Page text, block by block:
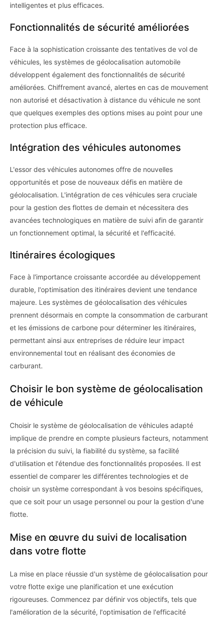
intelligentes et plus efficaces.
Fonctionnalités de sécurité améliorées
Face à la sophistication croissante des tentatives de vol de
véhicules, les systèmes de géolocalisation automobile
développent également des fonctionnalités de sécurité
améliorées. Chiffrement avancé, alertes en cas de mouvement
non autorisé et désactivation à distance du véhicule ne sont
que quelques exemples des options mises au point pour une
protection plus efficace.
Intégration des véhicules autonomes
L'essor des véhicules autonomes offre de nouvelles
opportunités et pose de nouveaux défis en matière de
géolocalisation. L'intégration de ces véhicules sera cruciale
pour la gestion des flottes de demain et nécessitera des
avancées technologiques en matière de suivi afin de garantir
un fonctionnement optimal, la sécurité et l'efficacité.
Itinéraires écologiques
Face à l'importance croissante accordée au développement
durable, l'optimisation des itinéraires devient une tendance
majeure. Les systèmes de géolocalisation des véhicules
prennent désormais en compte la consommation de carburant
et les émissions de carbone pour déterminer les itinéraires,
permettant ainsi aux entreprises de réduire leur impact
environnemental tout en réalisant des économies de
carburant.
Choisir le bon système de géolocalisation
de véhicule
Choisir le système de géolocalisation de véhicules adapté
implique de prendre en compte plusieurs facteurs, notamment
la précision du suivi, la fiabilité du système, sa facilité
d'utilisation et l'étendue des fonctionnalités proposées. Il est
essentiel de comparer les différentes technologies et de
choisir un système correspondant à vos besoins spécifiques,
que ce soit pour un usage personnel ou pour la gestion d'une
flotte.
Mise en œuvre du suivi de localisation
dans votre flotte
La mise en place réussie d'un système de géolocalisation pour
votre flotte exige une planification et une exécution
rigoureuses. Commencez par définir vos objectifs, tels que
l'amélioration de la sécurité, l'optimisation de l'efficacité